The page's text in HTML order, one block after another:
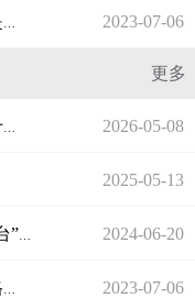
2023-07-06
更多
2026-05-08
2025-05-13
2024-06-20
2023-07-06